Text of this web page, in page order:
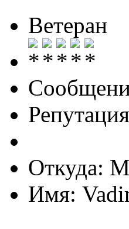
Ветеран
Откуда:
Имя: